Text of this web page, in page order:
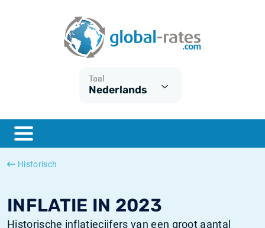
Taal
Nederlands
Historisch
INFLATIE IN 2023
Historische inflatiecijfers van een groot aantal
ESTER
SONIA
Wat is CPI inflatie?
Wat is HICP inflatie?
Nederlandse inflatie - CPI
Amerikaanse inflatie - CPI
Euribor historie
SOFR historie
TONAR historie
Inflatiecalculator